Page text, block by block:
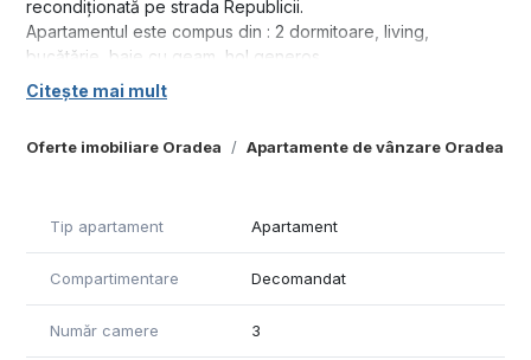
Oferte imobiliare Oradea Apartamente de vânzare Oradea
recondiționată pe strada Republicii.
Apartamentul este compus din : 2 dormitoare, living,
bucǎtǎrie, baie cu geam, hol generos.
Este situat la etajul 2.
Imobilul a fost renovat, instalații electrice și de încǎlzire
modern.
Este potrivit pentru o familie care dorește sǎ locuiască în
centrul orașului sau pentru un investitor ce dorește sa îl
închirieze în regim hotelier sau pe termen lung.
Preț: 142.800 euro negociabil
Tel: 0371 780 037
Citește mai mult
Tip apartament Apartament
Compartimentare Decomandat
Număr camere 3